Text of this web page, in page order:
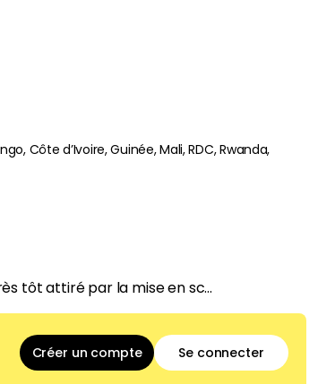
Côte d’Ivoire, Guinée, Mali, RDC, Rwanda,
tôt attiré par la mise en sc...
Créer un compte Se connecter